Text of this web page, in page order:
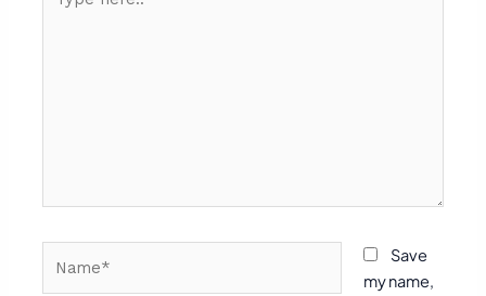
here..
Save
my name,